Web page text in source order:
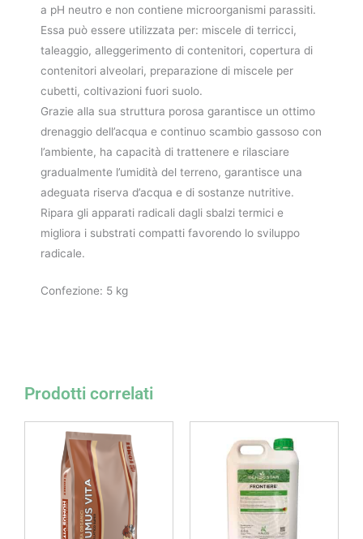
a pH neutro e non contiene microorganismi parassiti.
Essa può essere utilizzata per: miscele di terricci,
taleaggio, alleggerimento di contenitori, copertura di
contenitori alveolari, preparazione di miscele per
cubetti, coltivazioni fuori suolo.
Grazie alla sua struttura porosa garantisce un ottimo
drenaggio dell’acqua e continuo scambio gassoso con
l’ambiente, ha capacità di trattenere e rilasciare
gradualmente l’umidità del terreno, garantisce una
adeguata riserva d’acqua e di sostanze nutritive.
Ripara gli apparati radicali dagli sbalzi termici e
migliora i substrati compatti favorendo lo sviluppo
radicale.
Confezione: 5 kg
Prodotti correlati